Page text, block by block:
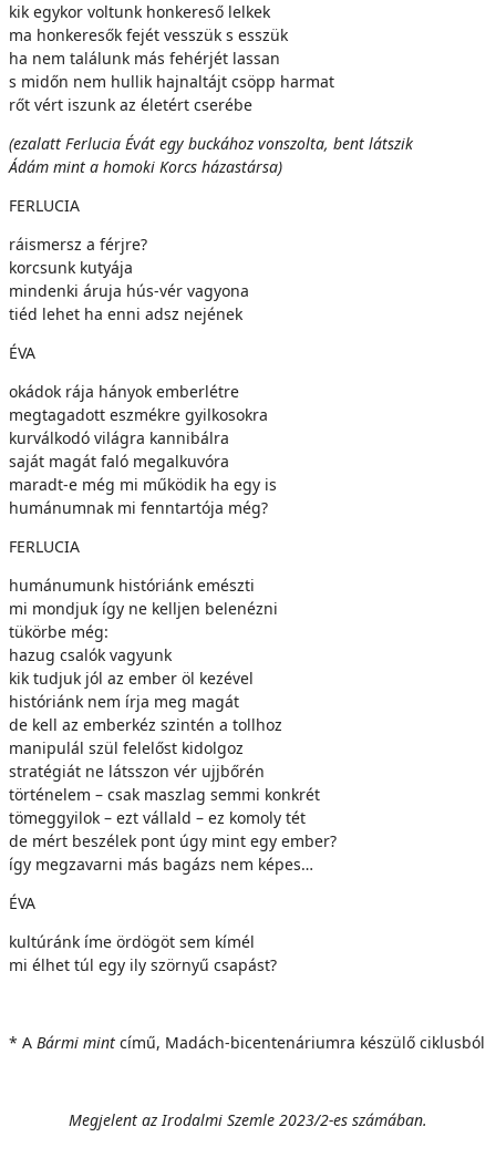
kik egykor voltunk honkereső lelkek
ma honkeresők fejét vesszük s esszük
ha nem találunk más fehérjét lassan
s midőn nem hullik hajnaltájt csöpp harmat
rőt vért iszunk az életért cserébe
(ezalatt Ferlucia Évát egy buckához vonszolta, bent látszik
Ádám mint a homoki Korcs házastársa)
FERLUCIA
ráismersz a férjre?
korcsunk kutyája
mindenki áruja hús-vér vagyona
tiéd lehet ha enni adsz nejének
ÉVA
okádok rája hányok emberlétre
megtagadott eszmékre gyilkosokra
kurválkodó világra kannibálra
saját magát faló megalkuvóra
maradt-e még mi működik ha egy is
humánumnak mi fenntartója még?
FERLUCIA
humánumunk históriánk emészti
mi mondjuk így ne kelljen belenézni
tükörbe még:
hazug csalók vagyunk
kik tudjuk jól az ember öl kezével
históriánk nem írja meg magát
de kell az emberkéz szintén a tollhoz
manipulál szül felelőst kidolgoz
stratégiát ne látsszon vér ujjbőrén
történelem – csak maszlag semmi konkrét
tömeggyilok – ezt vállald – ez komoly tét
de mért beszélek pont úgy mint egy ember?
így megzavarni más bagázs nem képes…
ÉVA
kultúránk íme ördögöt sem kímél
mi élhet túl egy ily szörnyű csapást?
* A Bármi mint című, Madách-bicentenáriumra készülő ciklusból
Megjelent az Irodalmi Szemle 2023/2-es számában.